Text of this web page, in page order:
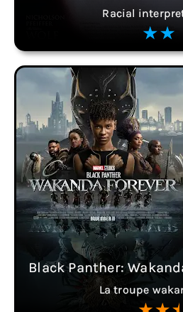
Racial
Black Panther:
La troupe